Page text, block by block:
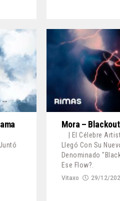
Mora – Blackout
| El Célebre
Llegó Con Su
Denominado
Ese Flow?.
Vitaxo 29/12/